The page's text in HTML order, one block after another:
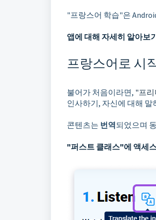
"프랑스어 학습"은
앱에 대해 자세히 알아보
프랑스어로 시
불어가 처음이라면, "프
인사하기, 자신에 대해 말
콘텐츠는 번역되었으며
"퍼스트 클래스"에 액세